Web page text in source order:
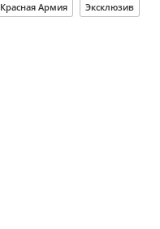
Красная Армия Эксклюзив